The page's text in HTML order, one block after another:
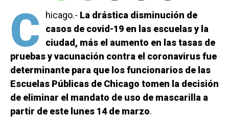
C hicago.- La drástica disminución de
casos de covid-19 en las escuelas y la
ciudad, más el aumento en las tasas de
pruebas y vacunación contra el coronavirus fue
determinante para que los funcionarios de las
Escuelas Públicas de Chicago tomen la decisión
de eliminar el mandato de uso de mascarilla a
partir de este lunes 14 de marzo.